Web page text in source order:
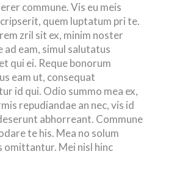
commune. Vis eu meis
quem luptatum pri te.
zril sit ex, minim noster
ad eam, simul salutatus
qui ei. Reque bonorum
eam ut, consequat
id qui. Odio summo mea ex,
repudiandae an nec, vis id
abhorreant. Commune
te his. Mea no solum
omittantur. Mei nisl hinc